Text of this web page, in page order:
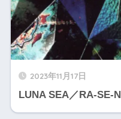
2023年11月17日
LUNA SEA／RA-SE-N